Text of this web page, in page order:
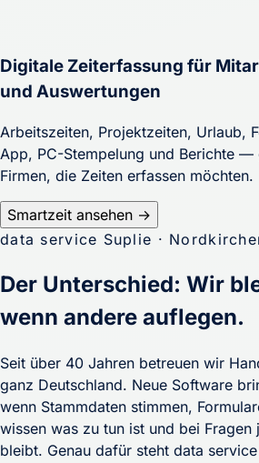
Digitale Zeiterfassung für
und Auswertungen
Arbeitszeiten, Projektzeiten, Urlaub,
App, PC-Stempelung und Berichte —
Firmen, die Zeiten erfassen möchten.
Smartzeit ansehen →
data service Suplie ·
Der Unterschied: Wir
wenn andere auflegen.
Seit über 40 Jahren betreuen wir
ganz Deutschland. Neue Software
wenn Stammdaten stimmen,
wissen was zu tun ist und bei Fragen
bleibt. Genau dafür steht data